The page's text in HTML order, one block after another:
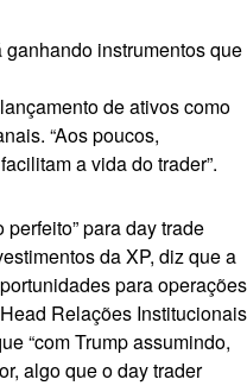
ganhando instrumentos que
de ativos como
“Aos poucos,
a vida do trader”.
perfeito” para day trade
da XP, diz que a
para operações
Relações Institucionais
“com Trump assumindo,
algo que o day trader